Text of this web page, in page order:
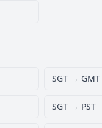
SGT → GMT
SGT → PST